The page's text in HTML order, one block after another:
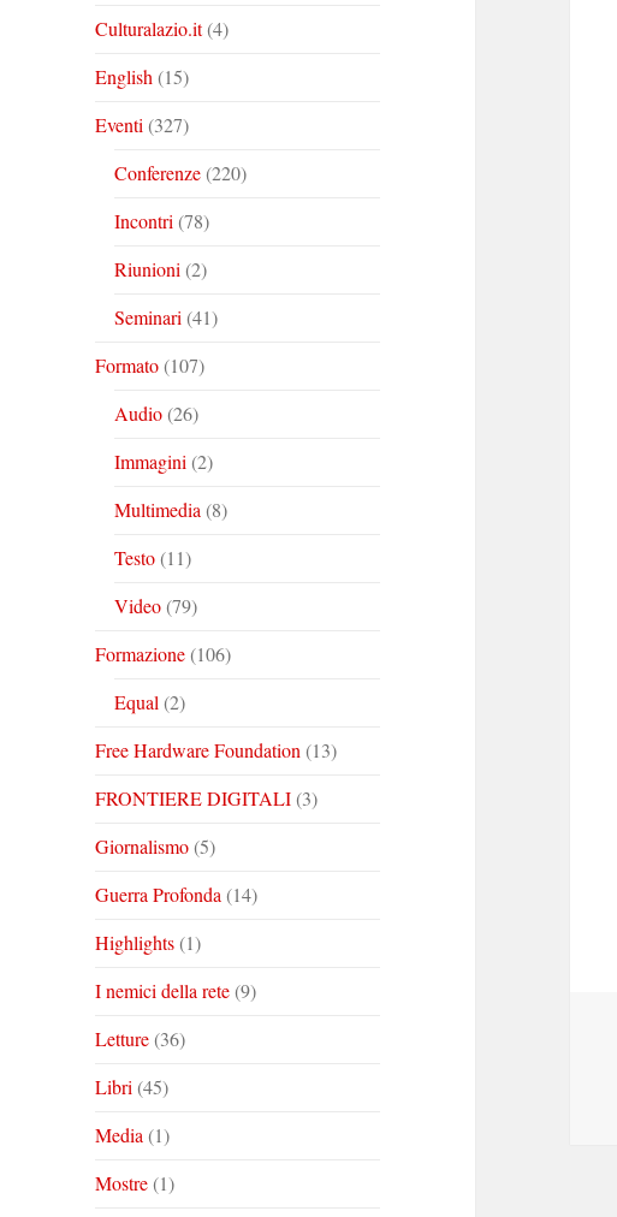
Culturalazio.it(4)
English (15)
Eventi (327)
Conferenze(220)
Incontri (78)
Riunioni (2)
Seminari (41)
Formato(107)
Audio(26)
Immagini (2)
Multimedia (8)
Testo(11)
Video(79)
Formazione(106)
Equal (2)
Free Hardware Foundation (13)
FRONTIERE DIGITALI(3)
Giornalismo(5)
Guerra Profonda (14)
Highlights(1)
I nemici della rete(9)
Letture(36)
Libri (45)
Media (1)
Mostre(1)